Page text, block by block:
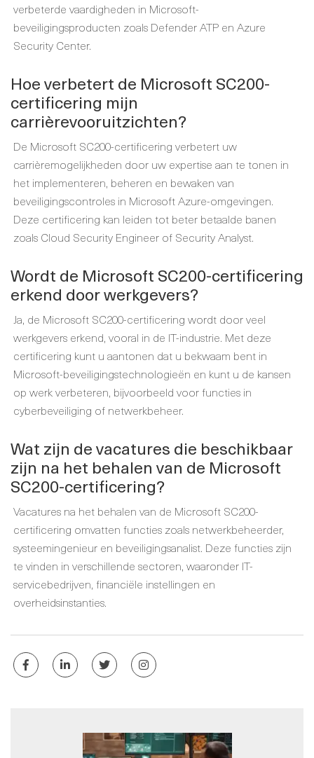
verbeterde vaardigheden in Microsoft-
beveiligingsproducten zoals Defender ATP en Azure
Security Center.
Hoe verbetert de Microsoft SC200-
certificering mijn
carrièrevooruitzichten?
De Microsoft SC200-certificering verbetert uw
carrièremogelijkheden door uw expertise aan te tonen in
het implementeren, beheren en bewaken van
beveiligingscontroles in Microsoft Azure-omgevingen.
Deze certificering kan leiden tot beter betaalde banen
zoals Cloud Security Engineer of Security Analyst.
Wordt de Microsoft SC200-certificering
erkend door werkgevers?
Ja, de Microsoft SC200-certificering wordt door veel
werkgevers erkend, vooral in de IT-industrie. Met deze
certificering kunt u aantonen dat u bekwaam bent in
Microsoft-beveiligingstechnologieën en kunt u de kansen
op werk verbeteren, bijvoorbeeld voor functies in
cyberbeveiliging of netwerkbeheer.
Wat zijn de vacatures die beschikbaar
zijn na het behalen van de Microsoft
SC200-certificering?
Vacatures na het behalen van de Microsoft SC200-
certificering omvatten functies zoals netwerkbeheerder,
systeemingenieur en beveiligingsanalist. Deze functies zijn
te vinden in verschillende sectoren, waaronder IT-
servicebedrijven, financiële instellingen en
overheidsinstanties.